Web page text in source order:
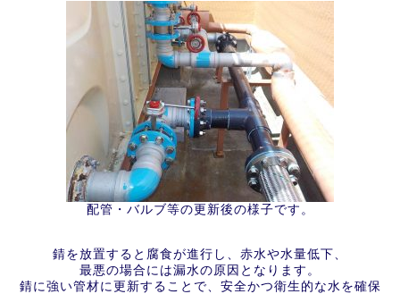
配管・バルブ等の更新後の様子です。
錆を放置すると腐食が進行し、赤水や水量低下、
最悪の場合には漏水の原因となります。
錆に強い管材に更新することで、安全かつ衛生的な水を確保